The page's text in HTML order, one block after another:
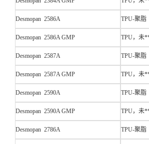
Desmopan 2586A TPU-聚脂
Desmopan 2586A GMP TPU，未
Desmopan 2587A TPU-聚脂
Desmopan 2587A GMP TPU，未
Desmopan 2590A TPU-聚脂
Desmopan 2590A GMP TPU，未
Desmopan 2786A TPU-聚脂